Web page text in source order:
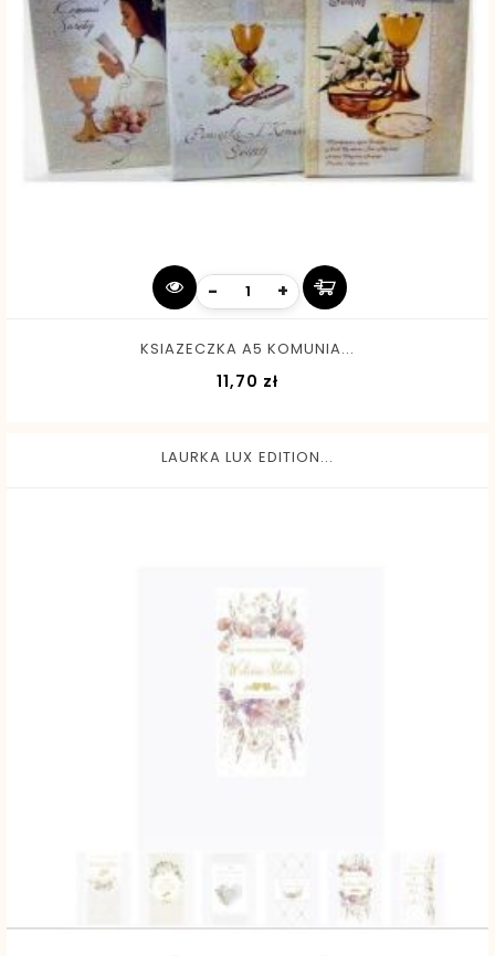
- +
KSIAZECZKA A5 KOMUNIA...
11,70 złCena
LAURKA LUX EDITION...